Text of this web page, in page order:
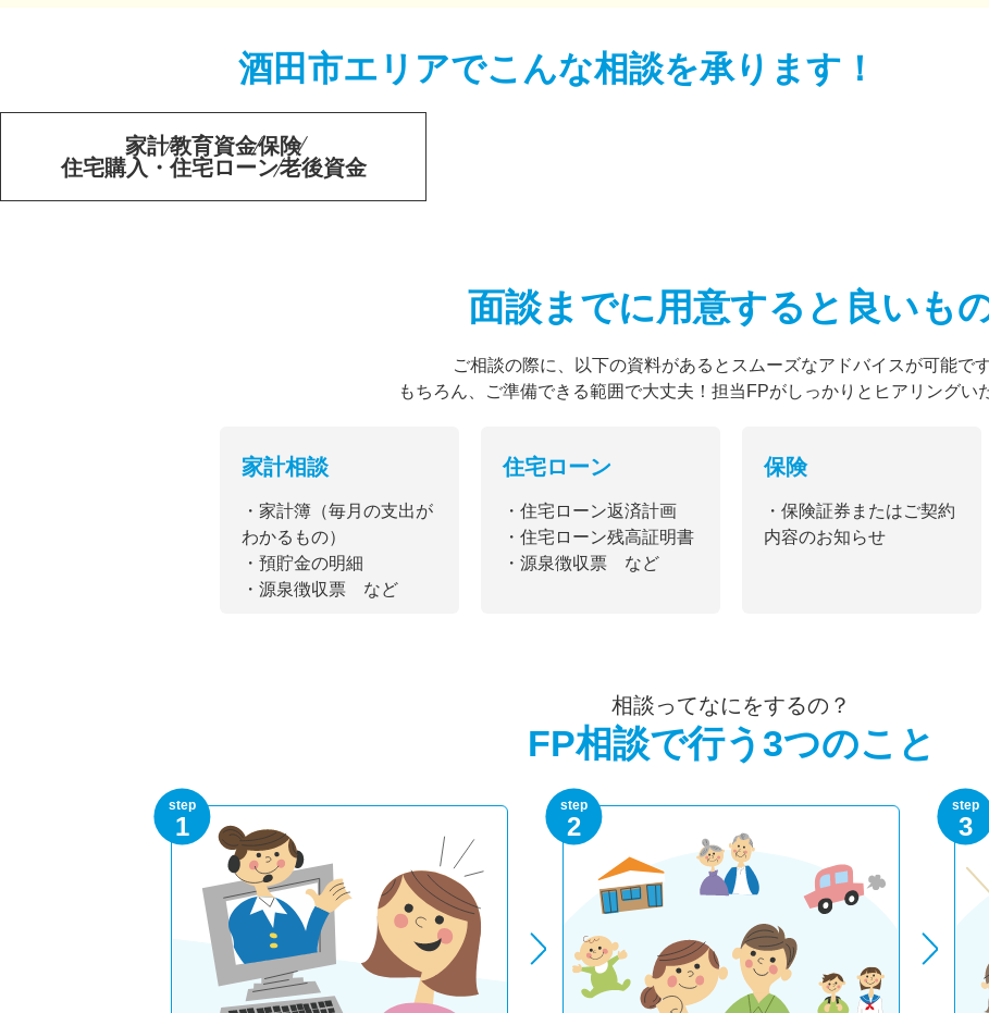
酒田市エリアでこんな相談を承ります！
家計教育資金保険
住宅購入・住宅ローン老後資金
面談までに用意すると 良いも
ご相談の際に、以下の資料があるとスムーズなアドバイスが可能です
もちろん、ご準備できる範囲で大丈夫！担当FPがしっかりとヒアリングい
家計相談
・家計簿（毎月の支出が
わかるもの）
・預貯金の明細
・源泉徴収票 など
住宅ローン
・住宅ローン返済計画
・住宅ローン残高証明書
・源泉徴収票 など
保険
・保険証券またはご契約
内容のお知らせ
相談ってなにをするの？
FP相談で行う3つのこと
step
1
step
2
step
3